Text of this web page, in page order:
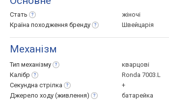
Стать
жіночі
Країна походження бренду Швейцарія
Механізм
Тип механізму
кварцові
Калібр
Ronda 7003.L
Секундна стрілка
+
Джерело ходу (живлення) батарейка